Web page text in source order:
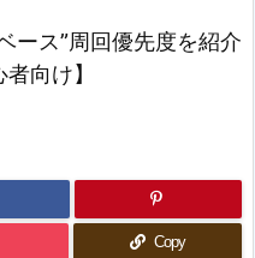
ース”周回優先度を紹介
向け】
Copy